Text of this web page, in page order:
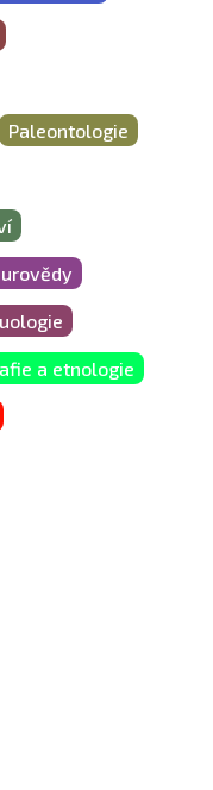
Paleontologie
a etnologie